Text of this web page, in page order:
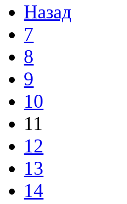
Назад
7
8
9
10
11
12
13
14